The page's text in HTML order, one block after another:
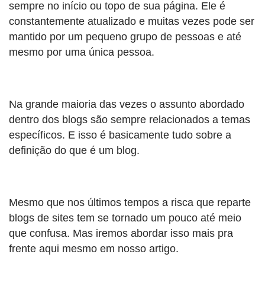
sempre no início ou topo de sua página. Ele é
constantemente atualizado e muitas vezes pode ser
mantido por um pequeno grupo de pessoas e até
mesmo por uma única pessoa.
Na grande maioria das vezes o assunto abordado
dentro dos blogs são sempre relacionados a temas
específicos. E isso é basicamente tudo sobre a
definição do que é um blog.
Mesmo que nos últimos tempos a risca que reparte
blogs de sites tem se tornado um pouco até meio
que confusa. Mas iremos abordar isso mais pra
frente aqui mesmo em nosso artigo.